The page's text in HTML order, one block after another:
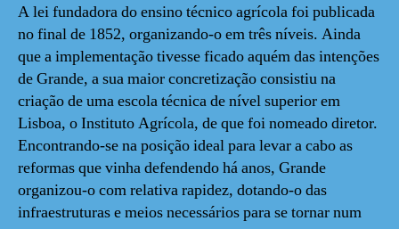
A lei fundadora do ensino técnico agrícola foi publicada
no final de 1852, organizando-o em três níveis. Ainda
que a implementação tivesse ficado aquém das intenções
de Grande, a sua maior concretização consistiu na
criação de uma escola técnica de nível superior em
Lisboa, o Instituto Agrícola, de que foi nomeado diretor.
Encontrando-se na posição ideal para levar a cabo as
reformas que vinha defendendo há anos, Grande
organizou-o com relativa rapidez, dotando-o das
infraestruturas e meios necessários para se tornar num